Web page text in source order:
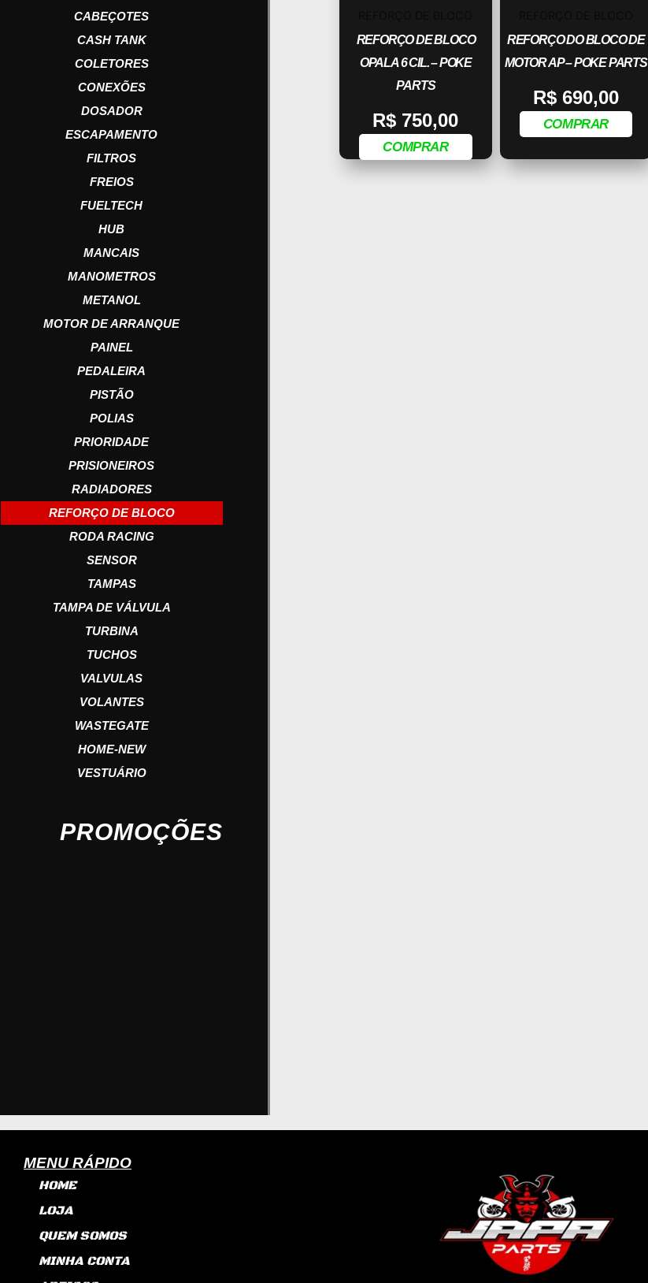
CABEÇOTES
CASH TANK
COLETORES
CONEXÕES
DOSADOR
ESCAPAMENTO
FILTROS
FREIOS
FUELTECH
HUB
MANCAIS
MANOMETROS
METANOL
MOTOR DE ARRANQUE
PAINEL
PEDALEIRA
PISTÃO
POLIAS
PRIORIDADE
PRISIONEIROS
RADIADORES
REFORÇO DE BLOCO
RODA RACING
SENSOR
TAMPAS
TAMPA DE VÁLVULA
TURBINA
TUCHOS
VALVULAS
VOLANTES
WASTEGATE
HOME-NEW
VESTUÁRIO
PROMOÇÕES
REFORÇO DE BLOCO
OPALA 6 CIL. – POKE
PARTS
R$ 750,00
COMPRAR
REFORÇO DO BLOCO DE
MOTOR AP – POKE PARTS
R$690,00
COMPRAR
MENU RÁPIDO
HOME
LOJA
QUEM SOMOS
MINHA CONTA